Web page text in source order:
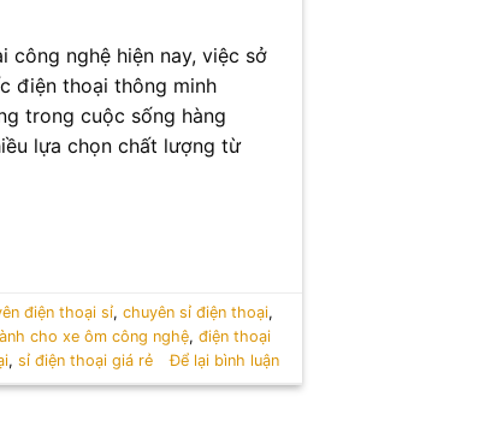
công nghệ hiện nay, việc sở
điện thoại thông minh
trong cuộc sống hàng
lựa chọn chất lượng từ
điện thoại sỉ,chuyên sỉ điện thoại,
cho xe ôm công nghệ,điện thoại
,sỉ điện thoại giá rẻ Để lại bình luận